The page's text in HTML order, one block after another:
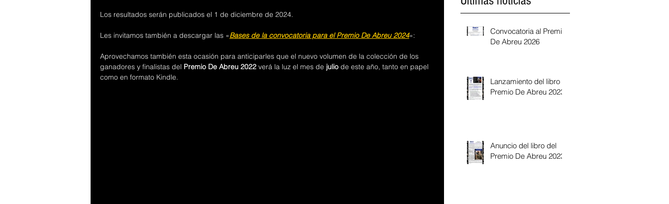
Los resultados serán publicados el 1 de diciembre de 2024.
Les invitamos también a descargar las «Bases de la convocatoria para el Premio De Abreu 2024»:
Aprovechamos también esta ocasión para anticiparles que el nuevo volumen de la colección de los
ganadores y finalistas del Premio De Abreu 2022 verá la luz el mes de julio de este año, tanto en papel
como en formato Kindle.
Convocatoria al Premio
De Abreu 2026
Lanzamiento del libro
Premio De Abreu 2023
Anuncio del libro del
Premio De Abreu 2023